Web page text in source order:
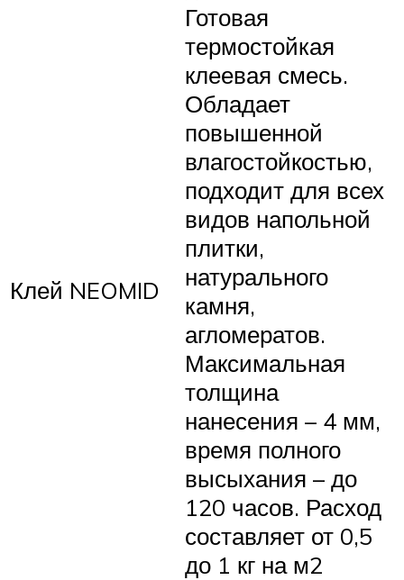
Клей NEOMID
Готовая
термостойкая
клеевая смесь.
Обладает
повышенной
влагостойкостью,
подходит для всех
видов напольной
плитки,
натурального
камня,
агломератов.
Максимальная
толщина
нанесения – 4 мм,
время полного
высыхания – до
120 часов. Расход
составляет от 0,5
до 1 кг на м2